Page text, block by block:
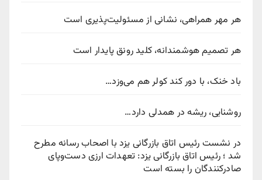
هر مهر همراهی، نشانی از مسئولیت‌پذیری است
هر تصمیم هوشمندانه، کلید رونق پایدار است
باد خنک، با دور کند کولر هم می‌وزد…
روشنایی، ریشه در همدلی دارد…
در نشست رئیس اتاق بازرگانی یزد با اصحاب رسانه مطرح
شد ؛ رئیس اتاق بازرگانی یزد: تعهدات ارزی دست‌وپای
صادرکنندگان را بسته است